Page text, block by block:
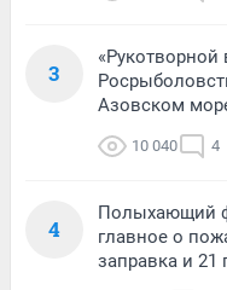
3
Азовском
10 040 4
4
Полыхающий
главное о
заправка и